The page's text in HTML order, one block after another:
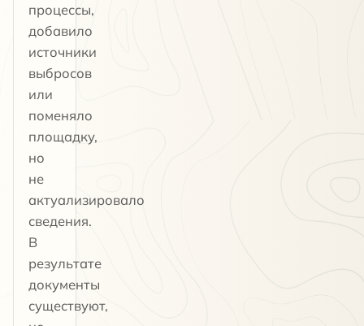
процессы,
добавило
источники
выбросов
или
поменяло
площадку,
но
не
актуализировало
сведения.
В
результате
документы
существуют,